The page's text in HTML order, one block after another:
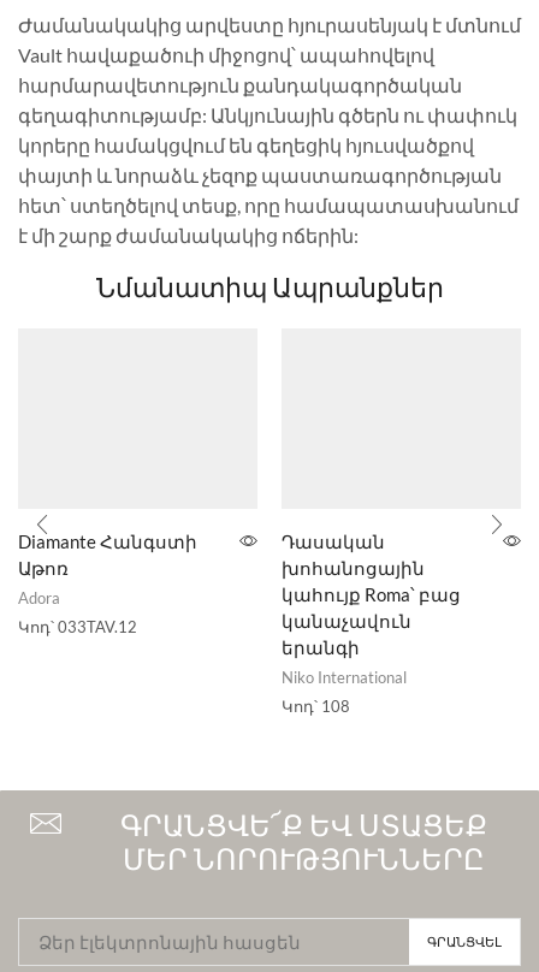
Ժամանակակից արվեստը հյուրասենյակ է մտնում
Vault հավաքածուի միջոցով՝ ապահովելով
հարմարավետություն քանդակագործական
գեղագիտությամբ: Անկյունային գծերն ու փափուկ
կորերը համակցվում են գեղեցիկ հյուսվածքով
փայտի և նորաձև չեզոք պաստառագործության
հետ՝ ստեղծելով տեսք, որը համապատասխանում
է մի շարք ժամանակակից ոճերին:
Նմանատիպ Ապրանքներ
Diamante Հանգստի
Աթոռ
Adora
Կոդ՝033TAV.12
Դասական
խոհանոցային
կահույք Roma՝ բաց
կանաչավուն
երանգի
Niko International
Կոդ՝ 108
ԳՐԱՆՑՎԵ՜Ք ԵՎ ՍՏԱՑԵՔ
ՄԵՐ ՆՈՐՈՒԹՅՈՒՆՆԵՐԸ